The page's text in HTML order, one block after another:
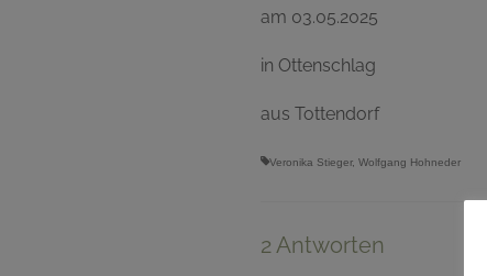
am 03.05.2025
in Ottenschlag
aus Tottendorf
Veronika Stieger, Wolfgang Hohneder
2 Antworten